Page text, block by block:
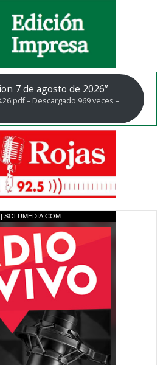
7 de agosto de 2026”
– Descargado 969 veces –